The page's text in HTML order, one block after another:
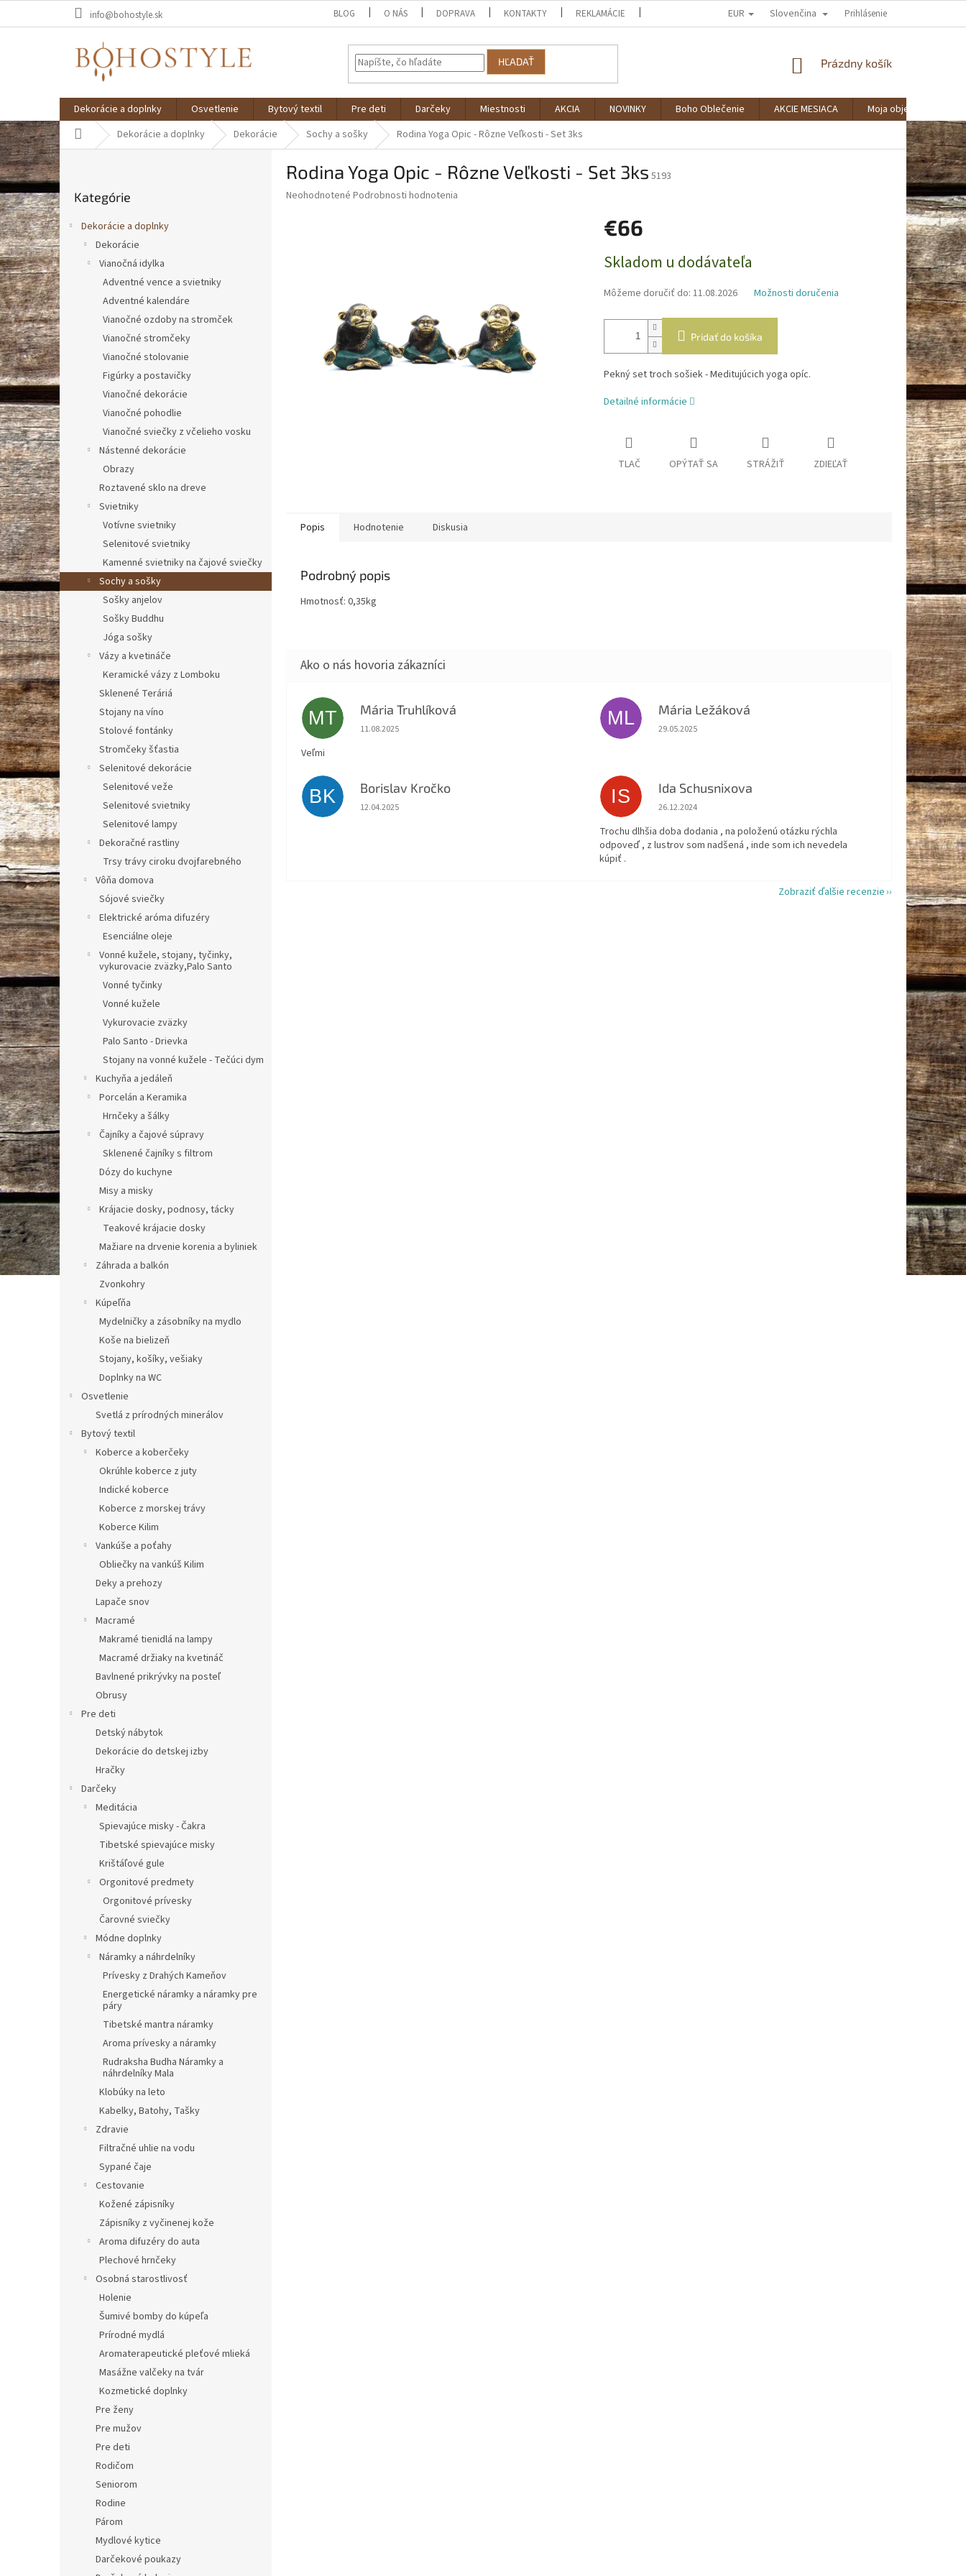
info@bohostyle.sk BLOG O NÁS DOPRAVA KONTAKTY REKLAMÁCIE SPOLUPRÁCA VERNOSTNÝ KLUB BOHOSTYLE
EUR Slovenčina Prihlásenie
HĽADAŤ
NÁKUPNÝ
Prázdny košík
Dekorácie a doplnky Osvetlenie Bytový textil Pre deti Darčeky Miestnosti AKCIA NOVINKY Boho Oblečenie AKCIE MESIACA
Moja objednávka
DomovDekorácie a doplnky Dekorácie Sochy a sošky Rodina Yoga Opic - Rôzne Veľkosti - Set 3ks
B
o
č
n
ý
p
a
n
e
l
kategórie
Kategórie
Dekorácie a doplnky
Dekorácie
Vianočná idylka
Adventné vence a svietniky
Adventné kalendáre
Vianočné ozdoby na stromček
Vianočné stromčeky
Vianočné stolovanie
Figúrky a postavičky
Vianočné dekorácie
Vianočné pohodlie
Vianočné sviečky z včelieho vosku
Nástenné dekorácie
Obrazy
Roztavené sklo na dreve
Svietniky
Votívne svietniky
Selenitové svietniky
Kamenné svietniky na čajové sviečky
Sochy a sošky
Sošky anjelov
Sošky Buddhu
Jóga sošky
Vázy a kvetináče
Keramické vázy z Lomboku
Sklenené Teráriá
Stojany na víno
Stolové fontánky
Stromčeky šťastia
Selenitové dekorácie
Selenitové veže
Selenitové svietniky
Selenitové lampy
Dekoračné rastliny
Trsy trávy ciroku dvojfarebného
Vôňa domova
Sójové sviečky
Elektrické aróma difuzéry
Esenciálne oleje
Vonné kužele, stojany, tyčinky,
vykurovacie zväzky,Palo Santo
Vonné tyčinky
Vonné kužele
Vykurovacie zväzky
Palo Santo - Drievka
Stojany na vonné kužele - Tečúci dym
Kuchyňa a jedáleň
Porcelán a Keramika
Hrnčeky a šálky
Čajníky a čajové súpravy
Sklenené čajníky s filtrom
Dózy do kuchyne
Misy a misky
Krájacie dosky, podnosy, tácky
Teakové krájacie dosky
Mažiare na drvenie korenia a byliniek
Záhrada a balkón
Zvonkohry
Kúpeľňa
Mydelničky a zásobníky na mydlo
Koše na bielizeň
Stojany, košíky, vešiaky
Doplnky na WC
Osvetlenie
Svetlá z prírodných minerálov
Bytový textil
Koberce a koberčeky
Okrúhle koberce z juty
Indické koberce
Koberce z morskej trávy
Koberce Kilim
Vankúše a poťahy
Obliečky na vankúš Kilim
Deky a prehozy
Lapače snov
Macramé
Makramé tienidlá na lampy
Macramé držiaky na kvetináč
Bavlnené prikrývky na posteľ
Obrusy
Pre deti
Detský nábytok
Dekorácie do detskej izby
Hračky
Darčeky
Meditácia
Spievajúce misky - Čakra
Tibetské spievajúce misky
Krištáľové gule
Orgonitové predmety
Orgonitové prívesky
Čarovné sviečky
Módne doplnky
Náramky a náhrdelníky
Prívesky z Drahých Kameňov
Energetické náramky a náramky pre
páry
Tibetské mantra náramky
Aroma prívesky a náramky
Rudraksha Budha Náramky a
náhrdelníky Mala
Klobúky na leto
Kabelky, Batohy, Tašky
Zdravie
Filtračné uhlie na vodu
Sypané čaje
Cestovanie
Kožené zápisníky
Zápisníky z vyčinenej kože
Aroma difuzéry do auta
Plechové hrnčeky
Osobná starostlivosť
Holenie
Šumivé bomby do kúpeľa
Prírodné mydlá
Aromaterapeutické pleťové mlieká
Masážne valčeky na tvár
Kozmetické doplnky
Pre ženy
Pre mužov
Pre deti
Rodičom
Seniorom
Rodine
Párom
Mydlové kytice
Darčekové poukazy
Rodina Yoga Opic - Rôzne Veľkosti - Set 3ks 5193
Priemerné
Neohodnotené Podrobnosti hodnotenia
€66
cena:
Skladom u dodávateľa
Môžeme doručiť do: 11.08.2026 Možnosti doručenia
Pridať do košíka
Pekný set troch sošiek - Meditujúcich yoga opíc.
Detailné informácie
TLAČ OPÝTAŤ SA STRÁŽIŤ ZDIEĽAŤ
Popis Hodnotenie Diskusia
Podrobný popis
Hmotnosť: 0,35kg
MT Mária Truhlíková
Hodnotenie obchodu je 5 z 5 hviezdičiek.
11.08.2025
Veľmi
ML Mária Ležáková
Hodnotenie obchodu je 5 z 5 hviezdičiek.
29.05.2025
BK Borislav Kročko
Hodnotenie obchodu je 5 z 5 hviezdičiek.
12.04.2025
IS Ida Schusnixova
Hodnotenie obchodu je 5 z 5 hviezdičiek.
26.12.2024
Trochu dlhšia doba dodania , na položenú otázku rýchla
odpoveď , z lustrov som nadšená , inde som ich nevedela
kúpiť .
Zobraziť ďalšie recenzie